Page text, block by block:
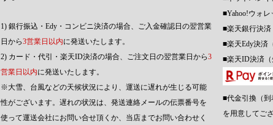
1) 銀行振込・Edy・コンビニ決済の場合、ご入金確認日の翌営業
日から3営業日以内に発送いたします。
2) カード・代引・楽天ID決済の場合、ご注文日の翌営業日から3
営業日以内に発送いたします。
※大雪、台風などの天候状況により、運送に遅れが生じる可能
性がございます。遅れの状況は、発送連絡メールの伝票番号を
使って運送会社にお問い合せ頂くか、当店までお問い合わせく
■Yahoo!ウォレ
■楽天銀行決済
■楽天Edy決済
■楽天ID決済（
■代金引換（
を用意してご